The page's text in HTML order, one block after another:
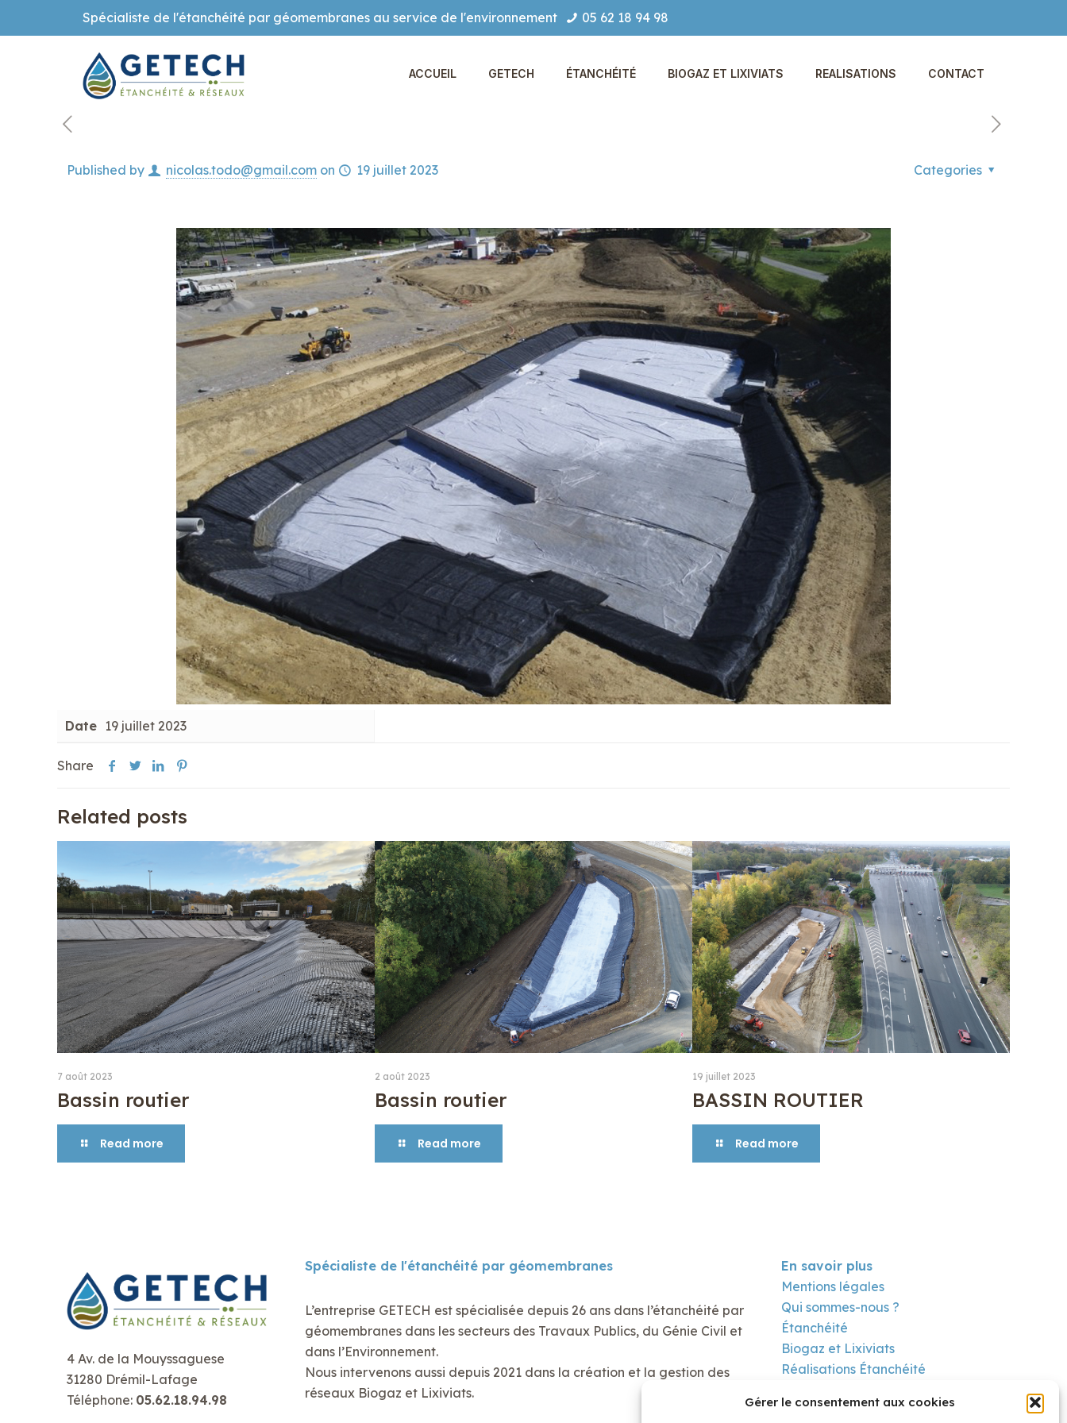
Gérer le consentement aux cookies
Spécialiste de l'étanchéité par géomembranes au service de l'environnement 05 62 18 94 98
ACCUEIL GETECH ÉTANCHÉITÉ BIOGAZ ET LIXIVIATS REALISATIONS CONTACT
Published by nicolas.todo@gmail.com on 19 juillet 2023 Categories
Date 19 juillet 2023
Share
Related posts
7 août 2023
Bassin routier
Read more
2 août 2023
Bassin routier
Read more
19 juillet 2023
BASSIN ROUTIER
Read more
4 Av. de la Mouyssaguese
31280 Drémil-Lafage
Téléphone: 05.62.18.94.98
Spécialiste de l'étanchéité par géomembranes
L’entreprise GETECH est spécialisée depuis 26 ans dans l’étanchéité par
géomembranes dans les secteurs des Travaux Publics, du Génie Civil et
dans l’Environnement.
Nous intervenons aussi depuis 2021 dans la création et la gestion des
réseaux Biogaz et Lixiviats.
En savoir plus
Mentions légales
Qui sommes-nous ?
Étanchéité
Biogaz et Lixiviats
Réalisations Étanchéité
Contact